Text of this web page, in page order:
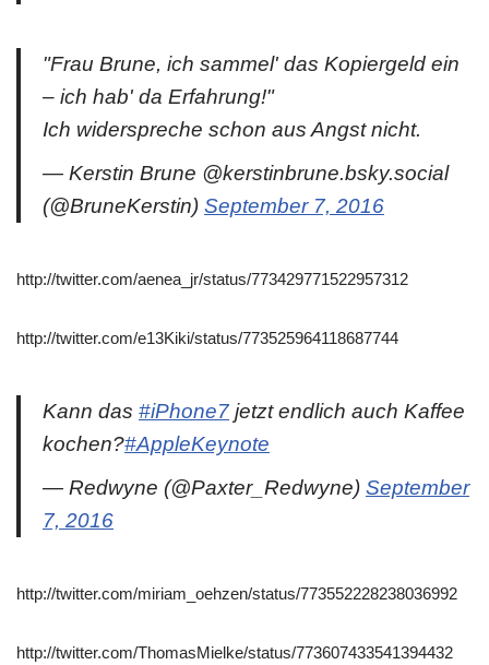
"Frau Brune, ich sammel' das Kopiergeld ein
– ich hab' da Erfahrung!"
Ich widerspreche schon aus Angst nicht.
— Kerstin Brune @kerstinbrune.bsky.social
(@BruneKerstin) September 7, 2016
http://twitter.com/aenea_jr/status/773429771522957312
http://twitter.com/e13Kiki/status/773525964118687744
Kann das #iPhone7 jetzt endlich auch Kaffee
kochen?#AppleKeynote
— Redwyne (@Paxter_Redwyne) September
7, 2016
http://twitter.com/miriam_oehzen/status/773552228238036992
http://twitter.com/ThomasMielke/status/773607433541394432